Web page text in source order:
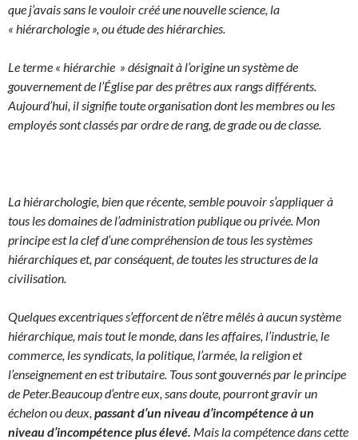
que j’avais sans le vouloir créé une nouvelle science, la
« hiérarchologie », ou étude des hiérarchies.
Le terme « hiérarchie » désignait à l’origine un système de
gouvernement de l’Église par des prêtres aux rangs différents.
Aujourd’hui, il signifie toute organisation dont les membres ou les
employés sont classés par ordre de rang, de grade ou de classe.
La hiérarchologie, bien que récente, semble pouvoir s’appliquer à
tous les domaines de l’administration publique ou privée. Mon
principe est la clef d’une compréhension de tous les systèmes
hiérarchiques et, par conséquent, de toutes les structures de la
civilisation.
Quelques excentriques s’efforcent de n’être mêlés à aucun système
hiérarchique, mais tout le monde, dans les affaires, l’industrie, le
commerce, les syndicats, la politique, l’armée, la religion et
l’enseignement en est tributaire. Tous sont gouvernés par le principe
de Peter.Beaucoup d’entre eux, sans doute, pourront gravir un
échelon ou deux, passant d’un niveau d’incompétence à un
niveau d’incompétence plus élevé. Mais la compétence dans cette